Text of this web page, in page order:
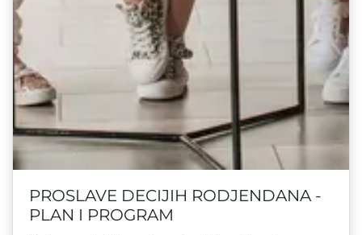
PROSLAVE DECIJIH RODJENDANA -
PLAN I PROGRAM